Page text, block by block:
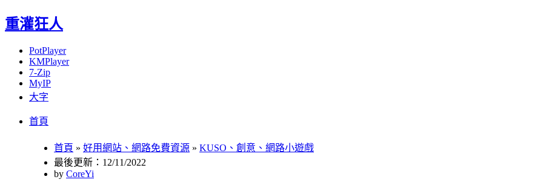
重灌狂人
PotPlayer
KMPlayer
7-Zip
MyIP
大字
首頁
首頁 » 好用網站、網路免費資源 » KUSO、創意、網路小遊戲
最後更新：12/11/2022
by CoreYi